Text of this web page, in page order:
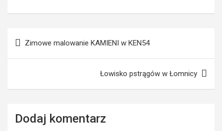
Nawigacja
Zimowe malowanie KAMIENI w KEN54
Łowisko pstrągów w Łomnicy
Dodaj komentarz